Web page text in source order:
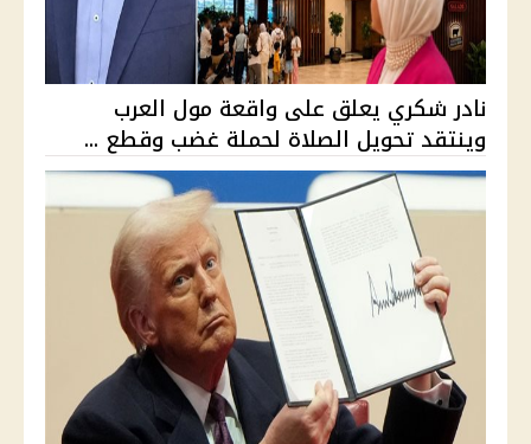
نادر شكري يعلق على واقعة مول العرب
وينتقد تحويل الصلاة لحملة غضب وقطع ...